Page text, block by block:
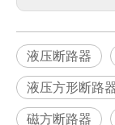
液压断路器
液压方形断路
磁方断路器